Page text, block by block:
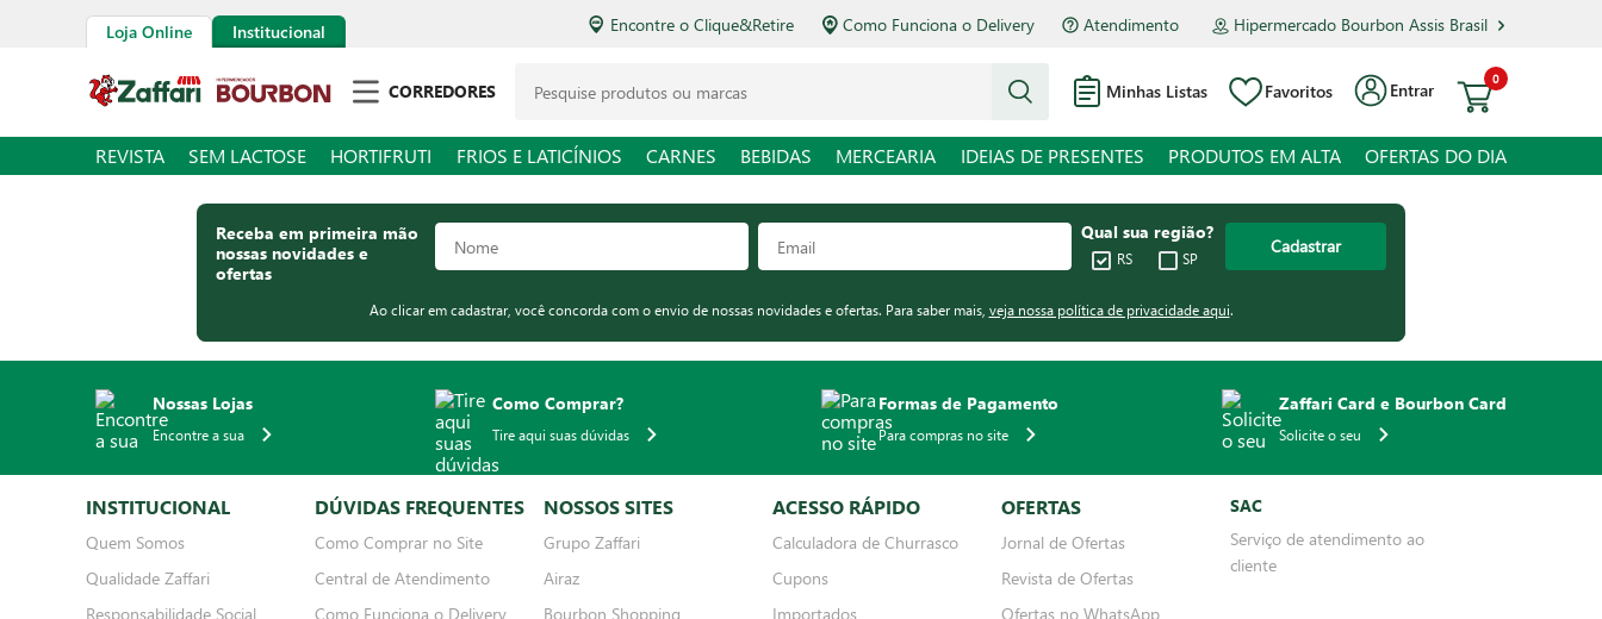
Loja Online Institucional Encontre o Clique&Retire Como Funciona o Delivery Atendimento Hipermercado Bourbon Assis Brasil
CORREDORES Minhas Listas Favoritos Entrar
0
REVISTA SEM LACTOSE HORTIFRUTI FRIOS E LATICÍNIOS CARNES BEBIDAS MERCEARIA IDEIAS DE PRESENTES PRODUTOS EM ALTA OFERTAS DO DIA
Receba em primeira mão
nossas novidades e
ofertas
Qual sua região?
RS SP
Cadastrar
Ao clicar em cadastrar, você concorda com o envio de nossas novidades e ofertas. Para saber mais, veja nossa política de privacidade aqui.
Nossas Lojas
Encontre a sua
Como Comprar?
Tire aqui suas dúvidas
Formas de Pagamento
Para compras no site
Zaffari Card e Bourbon Card
Solicite o seu
INSTITUCIONAL
Quem Somos
Qualidade Zaffari
Responsabilidade Social
DÚVIDAS FREQUENTES
Como Comprar no Site
Central de Atendimento
Como Funciona o Delivery
NOSSOS SITES
Grupo Zaffari
Airaz
Bourbon Shopping
ACESSO RÁPIDO
Calculadora de Churrasco
Cupons
Importados
OFERTAS
Jornal de Ofertas
Revista de Ofertas
Ofertas no WhatsApp
SAC
Serviço de atendimento ao
cliente